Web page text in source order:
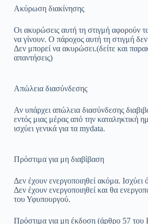
Ακύρωση διακίνησης
Οι ακυρώσεις αυτή τη στιγμή αφορούν
να γίνουν. Ο πάροχος αυτή τη στιγμή
Δεν μπορεί να ακυρώσει.(δείτε και
απαντήσεις)
Απώλεια διασύνδεσης
Αν υπάρχει απώλεια διασύνδεσης
εντός μιας μέρας από την καταληκτική
ισχύει γενικά για τα mydata.
Πρόστιμα για μη διαβίβαση
Δεν έχουν ενεργοποιηθεί ακόμα. Ισχύει
Δεν έχουν ενεργοποιηθεί και θα
του Υφυπουργού.
Πρόστιμα για μη έκδοση (άρθρο 57